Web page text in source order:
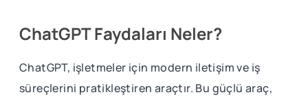
ChatGPT Faydaları Neler?
ChatGPT, işletmeler için modern iletişim ve iş
süreçlerini pratikleştiren araçtır. Bu güçlü araç,